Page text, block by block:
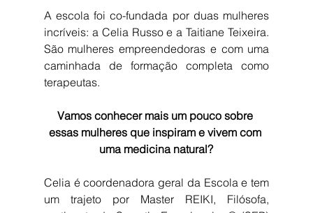
A escola foi co-fundada por duas mulheres
incríveis: a Celia Russo e a Taitiane Teixeira.
São mulheres empreendedoras e com uma
caminhada de formação completa como
terapeutas.
Vamos conhecer mais um pouco sobre
essas mulheres que inspiram e vivem com
uma medicina natural?
Celia é coordenadora geral da Escola e tem
um trajeto por Master REIKI, Filósofa,